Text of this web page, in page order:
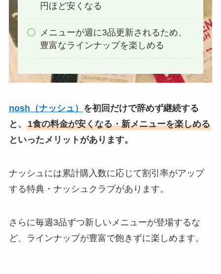
円ほど安くなる
メニューが週に3品更新されるため、
豊富なラインナップを楽しめる
nosh（ナッシュ）
を初回だけで辞めず継続する
と、 1食の料金が安くなる・新メニューを楽しめる
といったメリットがあります。
ナッシュには累計購入数に応じて割引率がアップ
する特典・ナッシュクラブがあります。
さらに毎週3品ずつ新しいメニューが登場するな
ど、ラインナップが豊富で飽きずに楽しめます。